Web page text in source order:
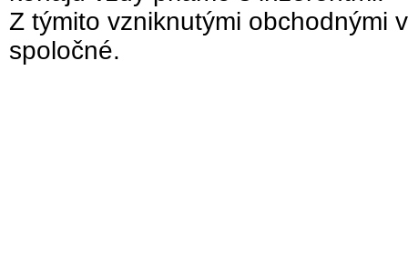
Z týmito vzniknutými obchodnými
spoločné.